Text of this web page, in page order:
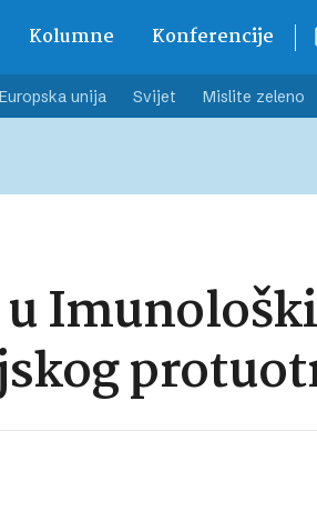
Kolumne Konferencije
Europska unija Svijet Mislite zeleno